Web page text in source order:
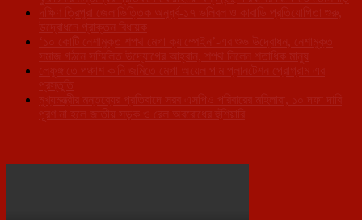
দক্ষিণ ত্রিপুরা জেলাভিত্তিক অনূর্ধ্ব-১৭ ভলিবল ও কাবাডি প্রতিযোগিতা শুরু,
উদ্বোধনে প্রাক্তন বিধায়ক
‘১০ কোটি নেশামুক্ত শপথ মেগা ক্যাম্পেইন’-এর শুভ উদ্বোধন, নেশামুক্ত
সমাজ গঠনে সম্মিলিত উদ্যোগের আহ্বান, শপথ নিলেন শতাধিক মানুষ
লেফুঙ্গাতে পঞ্চাশ কানি জমিতে মেগা অয়েল পাম প্লানটেশন প্রোগ্রাম এর
প্রস্তুতি
মুখ্যমন্ত্রীর মন্তব্যের প্রতিবাদে সরব এসপিও পরিবারের মহিলারা, ১০ দফা দাবি
পূরণ না হলে জাতীয় সড়ক ও রেল অবরোধের হুঁশিয়ারি